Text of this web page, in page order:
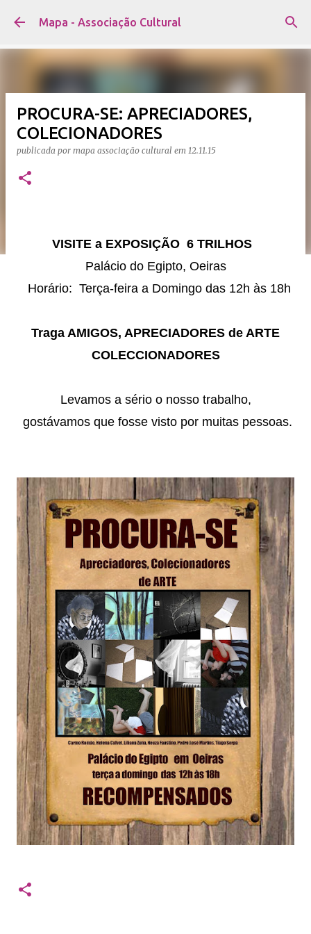
Avançar para o conteúdo principal
Mapa - Associação Cultural
PROCURA-SE: APRECIADORES,
COLECIONADORES
publicada por mapa associação cultural em 12.11.15
VISITE a EXPOSIÇÃO 6 TRILHOS
Palácio do Egipto, Oeiras
Horário: Terça-feira a Domingo das 12h às 18h
Traga AMIGOS, APRECIADORES de ARTE
COLECCIONADORES
Levamos a sério o nosso trabalho,
gostávamos que fosse visto por muitas pessoas.